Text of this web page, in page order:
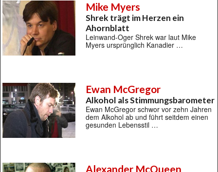
Mike Myers
Shrek trägt im Herzen ein
Ahornblatt
Leinwand-Oger Shrek war laut Mike
Myers ursprünglich Kanadier …
Ewan McGregor
Alkohol als Stimmungsbarometer
Ewan McGregor schwor vor zehn Jahren
dem Alkohol ab und führt seitdem einen
gesunden Lebensstil …
Alexander McQueen